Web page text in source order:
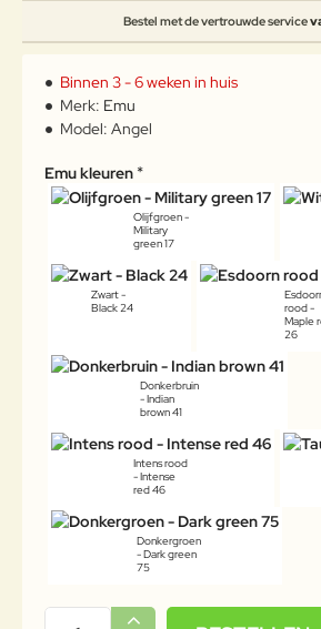
Bestel met de vertrouwde service
Binnen 3 - 6 weken in huis
Merk: Emu
Model: Angel
Emu kleuren
Olijfgroen -
Military
green 17
Zwart -
Black 24
rood -
Maple
26
Donkerbruin
- Indian
brown 41
Intens rood
- Intense
red 46
Donkergroen
- Dark green
75